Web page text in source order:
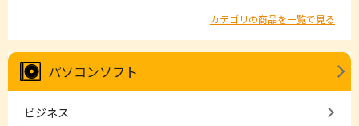
カテゴリの商品を一覧で見る
パソコンソフト
ビジネス